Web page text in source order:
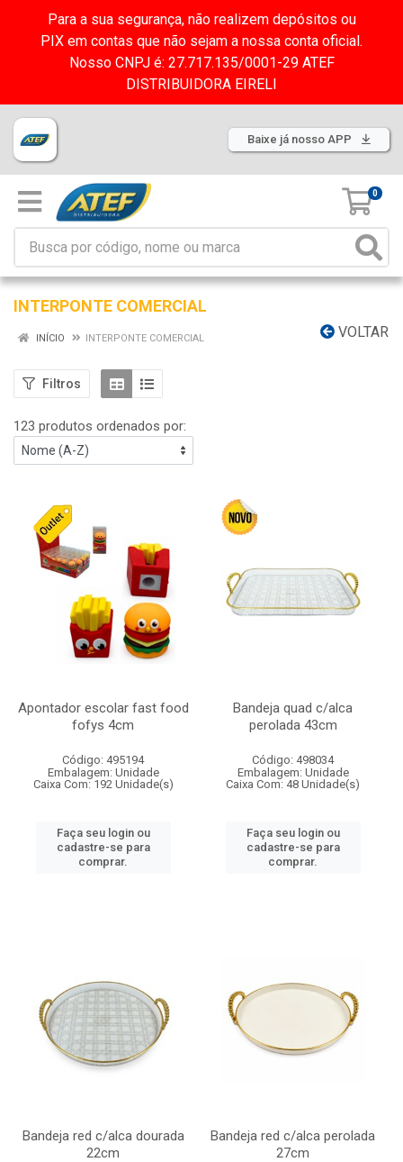
Para a sua segurança, não realizem depósitos ou
PIX em contas que não sejam a nossa conta oficial.
Nosso CNPJ é: 27.717.135/0001-29 ATEF
DISTRIBUIDORA EIRELI
Baixe já nosso APP
0
INTERPONTE COMERCIAL
VOLTAR
INÍCIO INTERPONTE COMERCIAL
Filtros
123 produtos ordenados por:
Apontador escolar fast food
fofys 4cm
Código: 495194
Embalagem: Unidade
Caixa Com: 192 Unidade(s)
Faça seu login ou
cadastre-se para
comprar.
Bandeja quad c/alca
perolada 43cm
Código: 498034
Embalagem: Unidade
Caixa Com: 48 Unidade(s)
Faça seu login ou
cadastre-se para
comprar.
Bandeja red c/alca dourada
22cm
Bandeja red c/alca perolada
27cm